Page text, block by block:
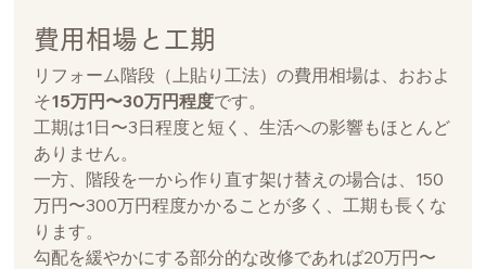
費用相場と工期
リフォーム階段（上貼り工法）の費用相場は、おおよ
そ15万円〜30万円程度です。
工期は1日〜3日程度と短く、生活への影響もほとんど
ありません。
一方、階段を一から作り直す架け替えの場合は、150
万円〜300万円程度かかることが多く、工期も長くな
ります。
勾配を緩やかにする部分的な改修であれば20万円〜